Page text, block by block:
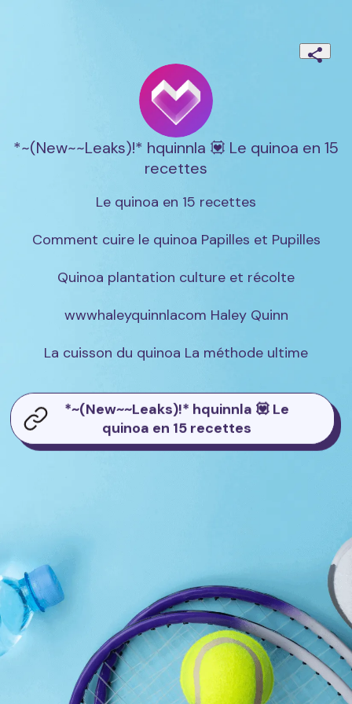
*~(New~~Leaks)!* hquinnla 💟 Le quinoa en 15
recettes
Le quinoa en 15 recettes
Comment cuire le quinoa Papilles et Pupilles
Quinoa plantation culture et récolte
wwwhaleyquinnlacom Haley Quinn
La cuisson du quinoa La méthode ultime
*~(New~~Leaks)!* hquinnla 💟 Le
quinoa en 15 recettes